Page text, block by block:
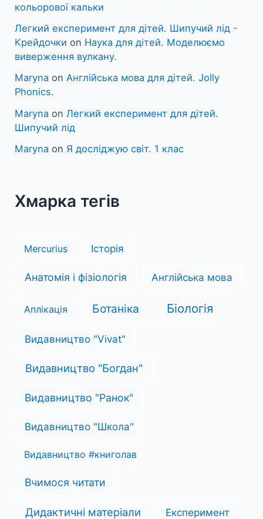
кольорової кальки
Легкий експеримент для дітей. Шипучий лід -
Крейдочки on Наука для дітей. Моделюємо
виверження вулкану.
Maryna onАнглійська мова для дітей. Jolly
Phonics.
Maryna onЛегкий експеримент для дітей.
Шипучий лід
Maryna on Я досліджую світ. 1 клас
Хмарка тегів
Mercurius Історія
Анатомія і фізіологія Англійська мова
Аплікація Ботаніка Біологія
Видавництво "Vivat"
Видавництво "Богдан"
Видавництво "Ранок"
Видавництво "Школа"
Видавництво #книголав
Вчимося читати
Дидактичні матеріали Експеримент